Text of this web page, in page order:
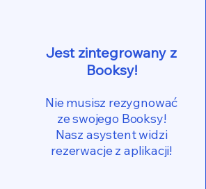
Jest zintegrowany z
Booksy!
Nie musisz rezygnować
ze swojego Booksy!
Nasz asystent widzi
rezerwacje z aplikacji!